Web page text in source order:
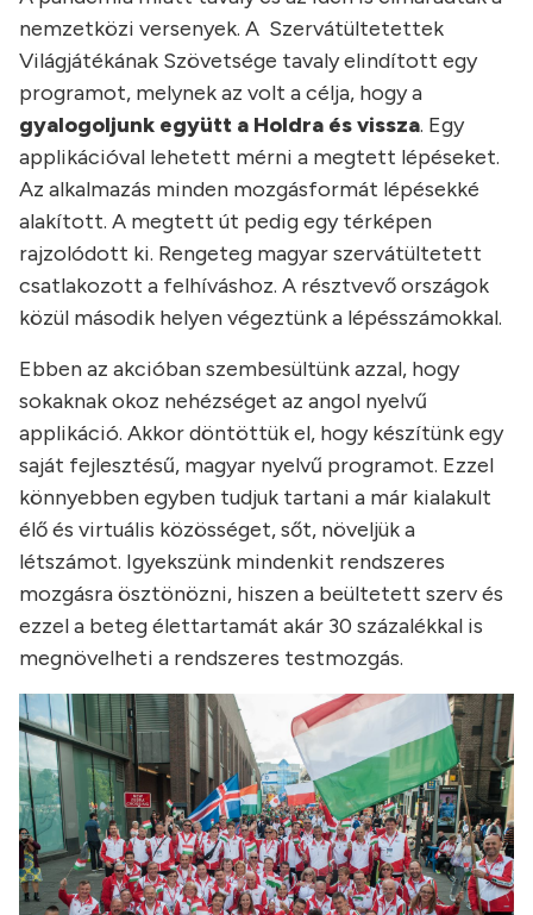
nemzetközi versenyek. A Szervátültetettek
Világjátékának Szövetsége tavaly elindított egy
programot, melynek az volt a célja, hogy a
gyalogoljunk együtt a Holdra és vissza. Egy
applikációval lehetett mérni a megtett lépéseket.
Az alkalmazás minden mozgásformát lépésekké
alakított. A megtett út pedig egy térképen
rajzolódott ki. Rengeteg magyar szervátültetett
csatlakozott a felhíváshoz. A résztvevő országok
közül második helyen végeztünk a lépésszámokkal.
Ebben az akcióban szembesültünk azzal, hogy
sokaknak okoz nehézséget az angol nyelvű
applikáció. Akkor döntöttük el, hogy készítünk egy
saját fejlesztésű, magyar nyelvű programot. Ezzel
könnyebben egyben tudjuk tartani a már kialakult
élő és virtuális közösséget, sőt, növeljük a
létszámot. Igyekszünk mindenkit rendszeres
mozgásra ösztönözni, hiszen a beültetett szerv és
ezzel a beteg élettartamát akár 30 százalékkal is
megnövelheti a rendszeres testmozgás.